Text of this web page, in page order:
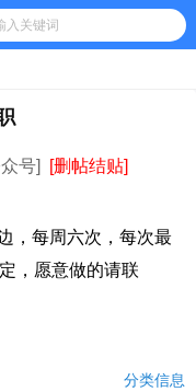
号] [删帖结贴]
，每周六次，每次最
，愿意做的请联
分类信息